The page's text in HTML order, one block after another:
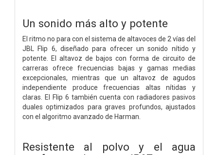
Un sonido más alto y potente
El ritmo no para con el sistema de altavoces de 2 vías del
JBL Flip 6, diseñado para ofrecer un sonido nítido y
potente. El altavoz de bajos con forma de circuito de
carreras ofrece frecuencias bajas y gamas medias
excepcionales, mientras que un altavoz de agudos
independiente produce frecuencias altas nítidas y
claras. El Flip 6 también cuenta con radiadores pasivos
duales optimizados para graves profundos, ajustados
con el algoritmo avanzado de Harman.
Resistente al polvo y el agua